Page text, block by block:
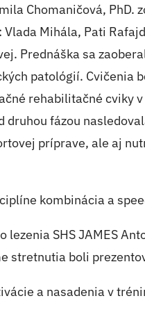
Chomaničová, PhD.
Mihála, Pati
Prednáška sa
patológií. Cvičenia
rehabilitačné cviky
fázou
príprave, ale aj
kombinácia a
SHS JAMES
boli
a nasadenia v